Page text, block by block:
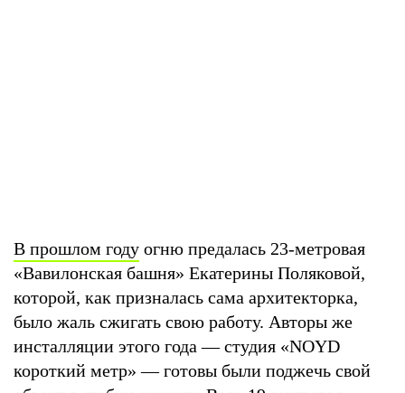
В прошлом году огню предалась 23-метровая
«Вавилонская башня» Екатерины Поляковой,
которой, как призналась сама архитекторка,
было жаль сжигать свою работу. Авторы же
инсталляции этого года — студия «NOYD
короткий метр» — готовы были поджечь свой